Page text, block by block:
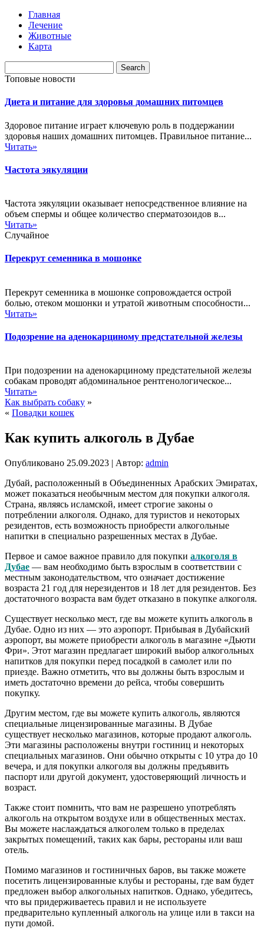
Главная
Лечение
Животные
Карта
Топовые новости
Диета и питание для здоровья домашних питомцев
Здоровое питание играет ключевую роль в поддержании
здоровья наших домашних питомцев. Правильное питание...
Читать»
Частота эякуляции
Частота эякуляции оказывает непосредственное влияние на
объем спермы и общее количество сперматозоидов в...
Читать»
Случайное
Перекрут семенника в мошонке
Перекрут семенника в мошонке сопровождается острой
болью, отеком мошонки и утратой животным способности...
Читать»
Подозрение на аденокарциному предстательной железы
При подозрении на аденокарциному предстательной железы
собакам проводят абдоминальное рентгенологическое...
Читать»
Как выбрать собаку »
« Повадки кошек
Как купить алкоголь в Дубае
Опубликовано 25.09.2023 | Автор: admin
Дубай, расположенный в Объединенных Арабских Эмиратах,
может показаться необычным местом для покупки алкоголя.
Страна, являясь исламской, имеет строгие законы о
потреблении алкоголя. Однако, для туристов и некоторых
резидентов, есть возможность приобрести алкогольные
напитки в специально разрешенных местах в Дубае.
Первое и самое важное правило для покупки алкоголя в
Дубае — вам необходимо быть взрослым в соответствии с
местным законодательством, что означает достижение
возраста 21 год для нерезидентов и 18 лет для резидентов. Без
достаточного возраста вам будет отказано в покупке алкоголя.
Существует несколько мест, где вы можете купить алкоголь в
Дубае. Одно из них — это аэропорт. Прибывая в Дубайский
аэропорт, вы можете приобрести алкоголь в магазине «Дьюти
Фри». Этот магазин предлагает широкий выбор алкогольных
напитков для покупки перед посадкой в самолет или по
приезде. Важно отметить, что вы должны быть взрослым и
иметь достаточно времени до рейса, чтобы совершить
покупку.
Другим местом, где вы можете купить алкоголь, являются
специальные лицензированные магазины. В Дубае
существует несколько магазинов, которые продают алкоголь.
Эти магазины расположены внутри гостиниц и некоторых
специальных магазинов. Они обычно открыты с 10 утра до 10
вечера, и для покупки алкоголя вы должны предъявить
паспорт или другой документ, удостоверяющий личность и
возраст.
Также стоит помнить, что вам не разрешено употреблять
алкоголь на открытом воздухе или в общественных местах.
Вы можете наслаждаться алкоголем только в пределах
закрытых помещений, таких как бары, рестораны или ваш
отель.
Помимо магазинов и гостиничных баров, вы также можете
посетить лицензированные клубы и рестораны, где вам будет
предложен выбор алкогольных напитков. Однако, убедитесь,
что вы придерживаетесь правил и не используете
предварительно купленный алкоголь на улице или в такси на
пути домой.